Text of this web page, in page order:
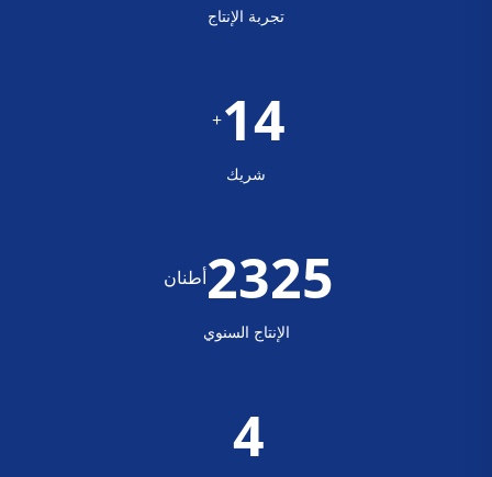
تجربة الإنتاج
23
+
شريك
3900أطنان
الإنتاج السنوي
6